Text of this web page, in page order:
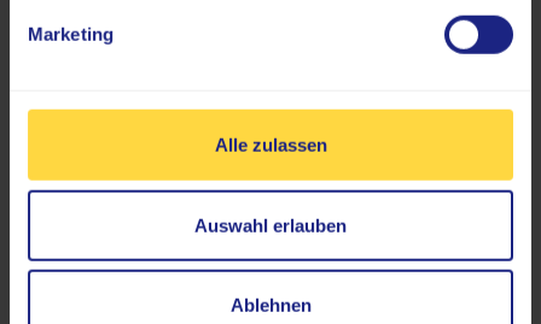
Marketing
Alle zulassen
Auswahl erlauben
Ablehnen
Fortschritt gemeinsam anstoßen
Kooperationen